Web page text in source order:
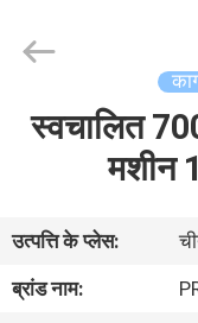
घर
वीडियो
Industry
Co.,Ltd.
स्वचालित
मशीन
उत्पत्ति के प्लेस:
ब्रांड नाम: